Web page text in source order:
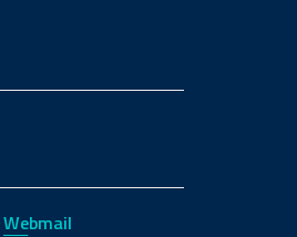
Webmail